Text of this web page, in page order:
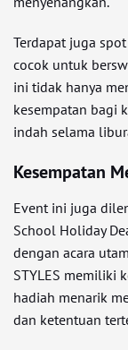
Terdapat juga
cocok untuk
ini tidak hanya
kesempatan bagi
indah selama
Kesempatan
Event ini juga
School Holiday
dengan acara
STYLES memiliki
hadiah menarik
dan ketentuan